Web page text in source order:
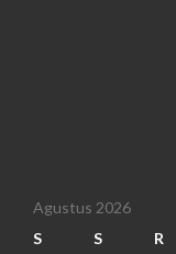
Agustus 2026
S
S R